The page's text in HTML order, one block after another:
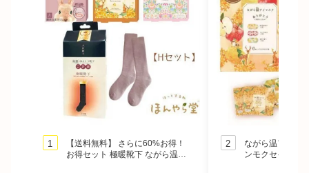
1
【送料無料】 さらに60%お得！
お得セット 極暖靴下 ながら温ア
2
ながら温アイマ
ンモクセイ、ゆ